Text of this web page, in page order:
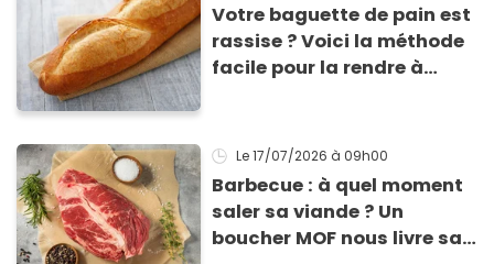
Votre baguette de pain est
rassise ? Voici la méthode
facile pour la rendre à
Le 17/07/2026 à 09h00
Barbecue : à quel moment
saler sa viande ? Un
boucher MOF nous livre sa